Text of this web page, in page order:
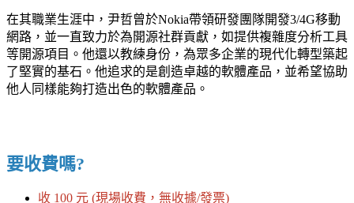
在其職業生涯中，尹哲曾於Nokia帶領研發團隊開發3/4G移動
網路，並一直致力於為開源社群貢獻，如提供複雜度分析工具
等開源項目。他還以教練身份，為眾多企業的現代化轉型築起
了堅實的基石。他追求的是創造卓越的軟體產品，並希望協助
他人同樣能夠打造出色的軟體產品。
要收費嗎?
收 100 元 (現場收費，無收據/發票)